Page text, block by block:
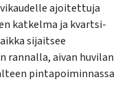
ajoitettuja
katkelma ja kvartsi-
sijaitsee
rannalla, aivan huvilan
pintapoiminnassa